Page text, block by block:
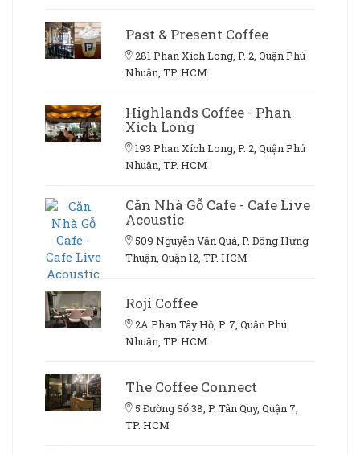
Past & Present Coffee
281 Phan Xích Long, P. 2, Quận Phú
Nhuận, TP. HCM
Highlands Coffee - Phan
Xích Long
193 Phan Xích Long, P. 2, Quận Phú
Nhuận, TP. HCM
Căn Nhà Gỗ Cafe - Cafe Live
Acoustic
509 Nguyễn Văn Quá, P. Đông Hưng
Thuận, Quận 12, TP. HCM
Roji Coffee
2A Phan Tây Hồ, P. 7, Quận Phú
Nhuận, TP. HCM
The Coffee Connect
5 Đường Số 38, P. Tân Quy, Quận 7,
TP. HCM